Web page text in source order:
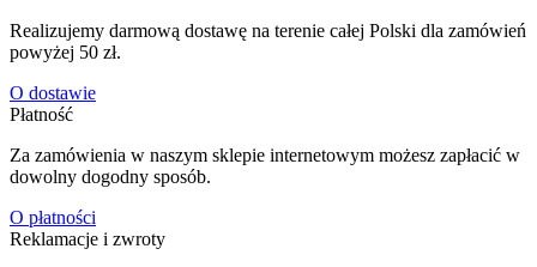
Realizujemy darmową dostawę na terenie całej Polski dla zamówień
powyżej 50 zł.
O dostawie
Płatność
Za zamówienia w naszym sklepie internetowym możesz zapłacić w
dowolny dogodny sposób.
O płatności
Reklamacje i zwroty